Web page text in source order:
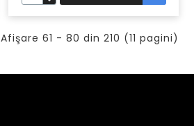
Afişare 61 - 80 din 210 (11 pagini)